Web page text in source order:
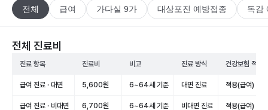
전체 급여 가다실 9가 대상포진 예방접종 독감
전체 진료비
진료 항목 진료비 비고 진료 방식 건강보험 적용
급여 진료 · 대면 5,600원 6~64세 기준 대면 진료 적용(급여)
급여 진료 · 비대면 6,700원 6~64세 기준 비대면 진료 적용(급여)